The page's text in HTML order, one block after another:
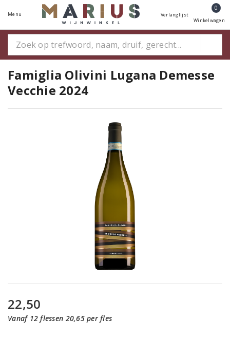
Menu Verlanglijst
0
Winkelwagen
Famiglia Olivini Lugana Demesse
Vecchie 2024
22,50
Vanaf 12 flessen 20,65 per fles